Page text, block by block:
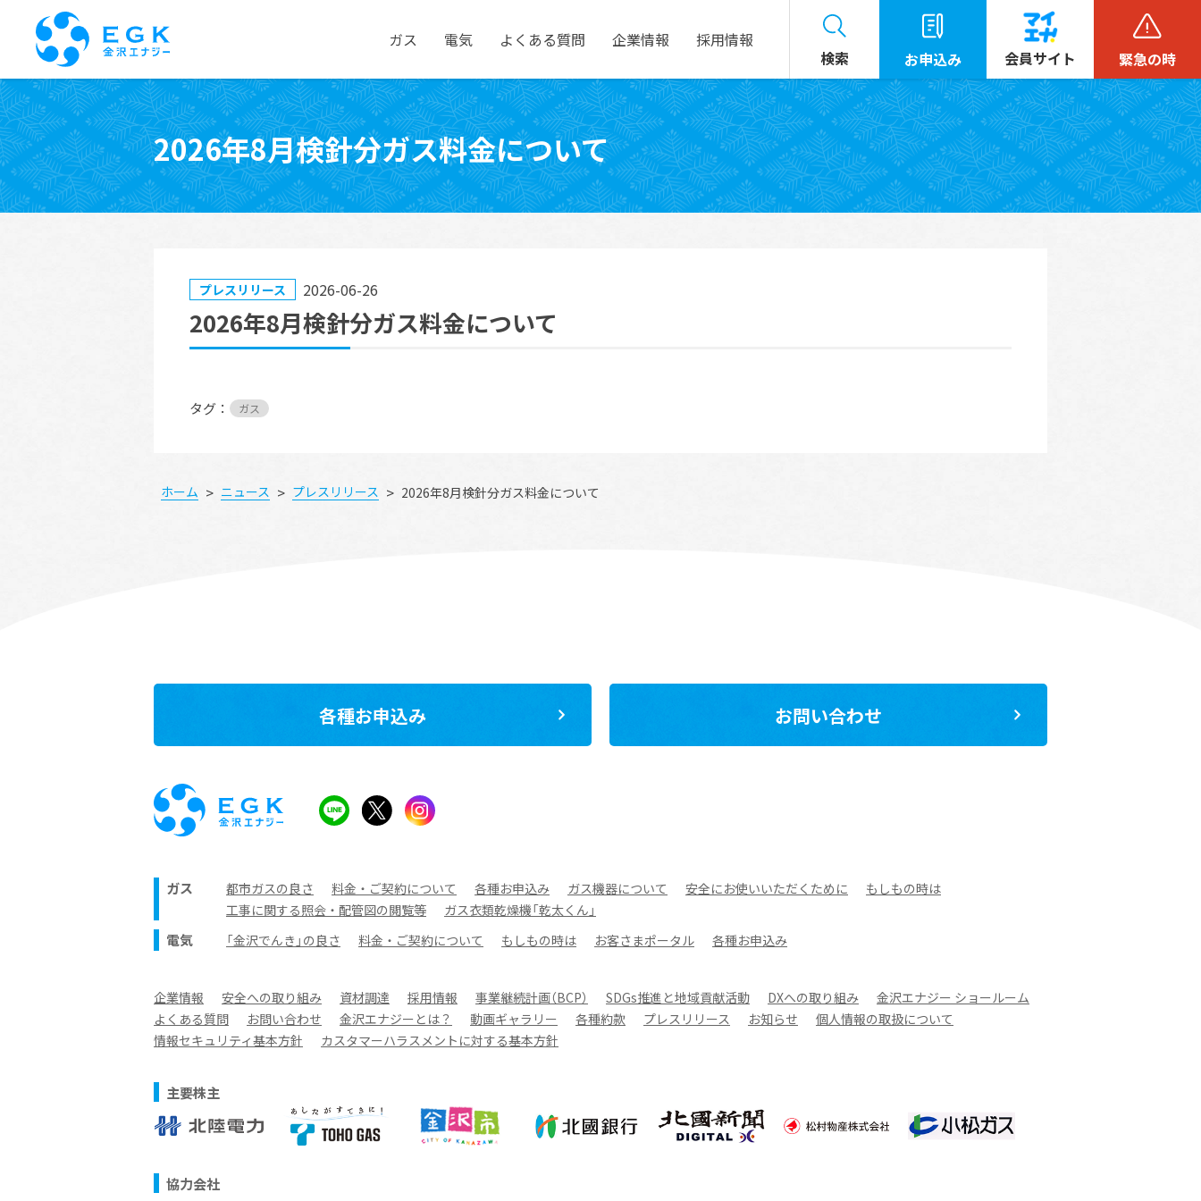
Skip
to
the
content
ガス 電気 よくある質問 企業情報
採用情報
検索
お申込み 会員サイト 緊急の時
2026年8月検針分ガス料金について
プレスリリース 2026-06-26
2026年8月検針分ガス料金について
タグ： ガス
ホーム > ニュース > プレスリリース > 2026年8月検針分ガス料金について
各種お申込み お問い合わせ
ガス 都市ガスの良さ 料金・ご契約について 各種お申込み ガス機器について 安全にお使いいただくために
もしもの時は
工事に関する照会・配管図の閲覧等
ガス衣類乾燥機「乾太くん」
電気 「金沢でんき」の良さ 料金・ご契約について もしもの時は お客さまポータル 各種お申込み
企業情報 安全への取り組み 資材調達 採用情報 事業継続計画（BCP） SDGs推進と地域貢献活動 DXへの取り組み
金沢エナジー ショールーム
よくある質問
お問い合わせ 金沢エナジーとは？ 動画ギャラリー 各種約款 プレスリリース お知らせ
個人情報の取扱について
情報セキュリティ基本方針
カスタマーハラスメントに対する基本方針
主要株主
協力会社